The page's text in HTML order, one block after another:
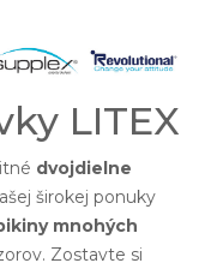
LITEX
dvojdielne
širokej ponuky
mnohých
Zostavte si